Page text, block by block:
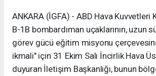
ANKARA (İGFA) - ABD Hava Kuvvetleri
B-1B bombardıman uçaklarının, uzun
görev gücü eğitim misyonu
ikmali" için 31 Ekim Salı İncirlik Hava
duyuran İletişim Başkanlığı, bunun